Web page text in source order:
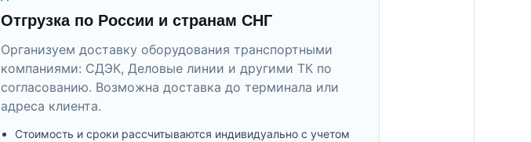
Отгрузка по России и странам СНГ
Организуем доставку оборудования транспортными
компаниями: СДЭК, Деловые линии и другими ТК по
согласованию. Возможна доставка до терминала или
адреса клиента.
Стоимость и сроки рассчитываются индивидуально с учетом